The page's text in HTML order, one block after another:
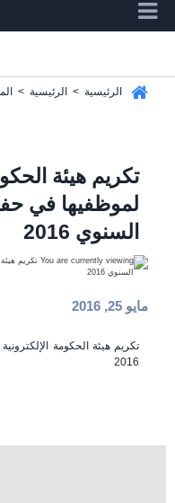
الرئيسية > الرئيسية >
تكريم هيئة
لموظفيها في
السنوي 2016
مايو 25, 2016
تكريم هيئة الحكومة
2016